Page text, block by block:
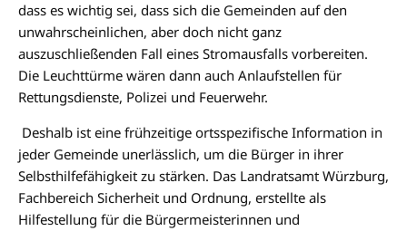
dass es wichtig sei, dass sich die Gemeinden auf den
unwahrscheinlichen, aber doch nicht ganz
auszuschließenden Fall eines Stromausfalls vorbereiten.
Die Leuchttürme wären dann auch Anlaufstellen für
Rettungsdienste, Polizei und Feuerwehr.
Deshalb ist eine frühzeitige ortsspezifische Information in
jeder Gemeinde unerlässlich, um die Bürger in ihrer
Selbsthilfefähigkeit zu stärken. Das Landratsamt Würzburg,
Fachbereich Sicherheit und Ordnung, erstellte als
Hilfestellung für die Bürgermeisterinnen und